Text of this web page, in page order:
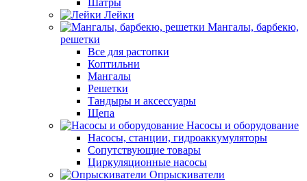
Шатры
Лейки
Мангалы, барбекю,
решетки
Все для растопки
Коптильни
Мангалы
Решетки
Тандыры и аксессуары
Щепа
Насосы и оборудование
Насосы, станции, гидроаккумуляторы
Сопутствующие товары
Циркуляционные насосы
Опрыскиватели